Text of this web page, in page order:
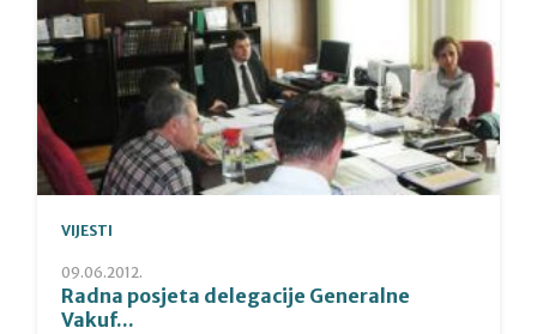
VIJESTI
09.06.2012.
Radna posjeta delegacije Generalne
Vakuf...